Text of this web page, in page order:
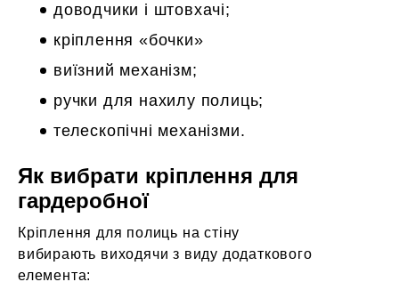
доводчики і штовхачі;
кріплення «бочки»
виїзний механізм;
ручки для нахилу полиць;
телескопічні механізми.
Як вибрати кріплення для
гардеробної
Кріплення для полиць на стіну
вибирають виходячи з виду додаткового
елемента: